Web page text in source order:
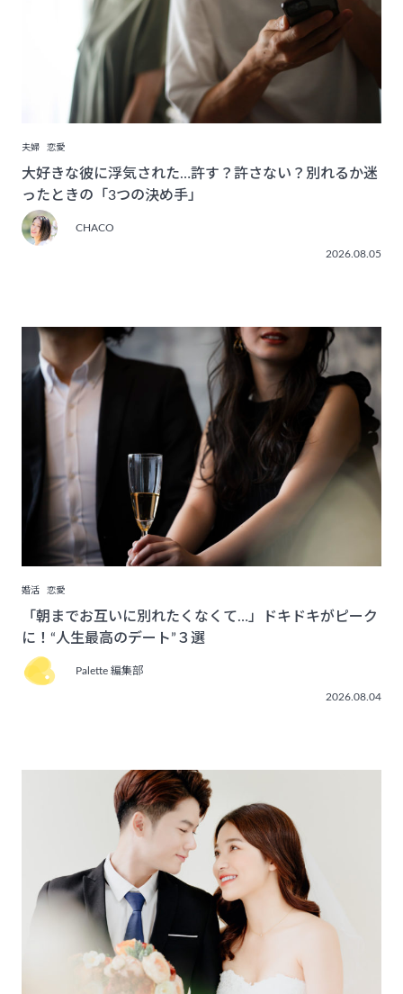
夫婦 恋愛
大好きな彼に浮気された…許す？許さない？別れるか迷
ったときの「3つの決め手」
CHACO
2026.08.05
婚活 恋愛
「朝までお互いに別れたくなくて…」ドキドキがピーク
に！“人生最高のデート”３選
Palette 編集部
2026.08.04